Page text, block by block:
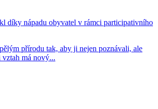
díky nápadu obyvatel v rámci participativního
přírodu tak, aby ji nejen poznávali, ale
má nový...